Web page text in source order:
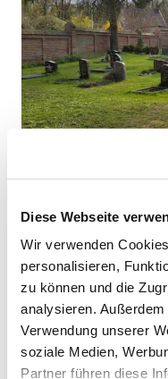
Diese Webseite
Wir verwenden
personalisieren,
zu können und die
analysieren.
Verwendung unserer
soziale Medien,
Partner führen diese
Mittwoch, 19.
Uhr